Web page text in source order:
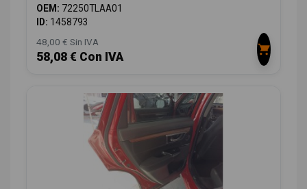
OEM: 72250TLAA01
ID: 1458793
48,00 € Sin IVA
58,08 € Con IVA